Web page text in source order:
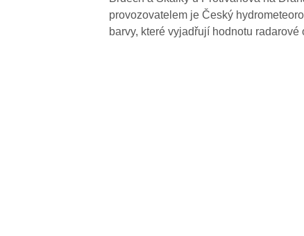
provozovatelem je Český
barvy, které vyjadřují hodnotu